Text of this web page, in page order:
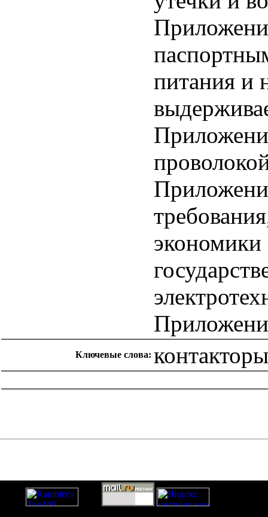
питания и
экономики
Ключевые слова: